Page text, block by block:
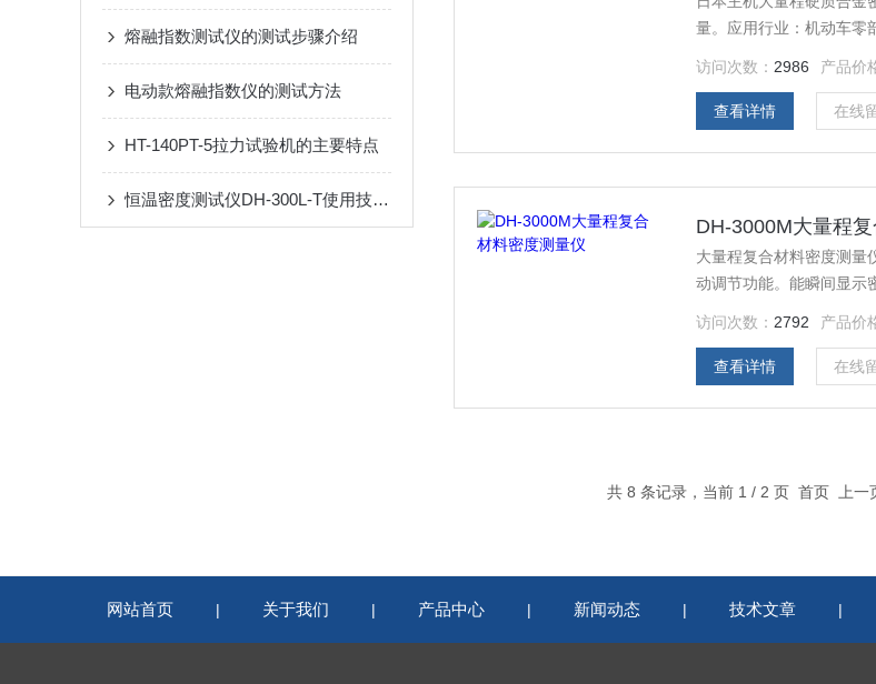
熔融指数测试仪的测试步骤介绍
电动款熔融指数仪的测试方法
HT-140PT-5拉力试验机的主要特点
恒温密度测试仪DH-300L-T使用技术参数
量。应用行业：机动车零
访问次数： 2986 产品价
查看详情 在线
DH-3000M大量程
大量程复合材料密度测量
动调节功能。能瞬间显示
访问次数： 2792 产品价
查看详情 在线
共 8 条记录，当前 1 / 2 页 首页 上一
网站首页 | 关于我们 | 产品中心 | 新闻动态 | 技术文章 |